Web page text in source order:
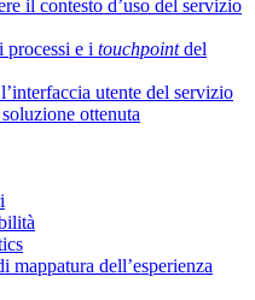
il contesto d’uso del servizio
processi e i touchpointdel
utente del servizio
ottenuta
mappatura dell’esperienza